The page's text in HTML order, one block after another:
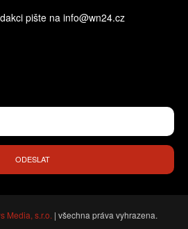
pište na info@wn24.cz
ODESLAT
Media, s.r.o. | všechna práva vyhrazena.